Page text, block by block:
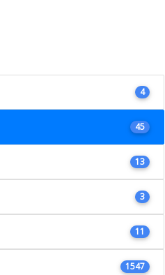
4
45
13
3
11
1547